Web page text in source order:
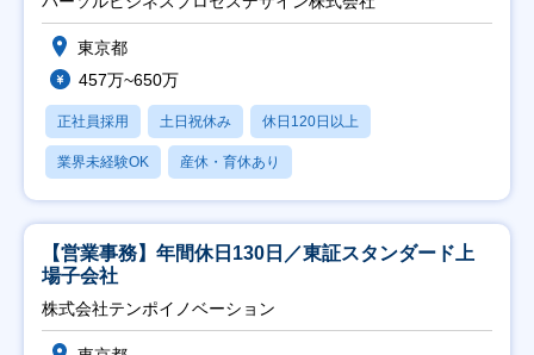
東京都
457万~650万
正社員採用 土日祝休み 休日120日以上
業界未経験OK 産休・育休あり
【営業事務】年間休日130日／東証スタンダード上
場子会社
株式会社テンポイノベーション